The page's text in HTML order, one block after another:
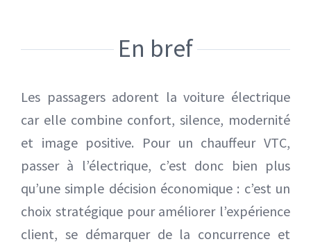
En bref
Les passagers adorent la voiture électrique
car elle combine confort, silence, modernité
et image positive. Pour un chauffeur VTC,
passer à l’électrique, c’est donc bien plus
qu’une simple décision économique : c’est un
choix stratégique pour améliorer l’expérience
client, se démarquer de la concurrence et